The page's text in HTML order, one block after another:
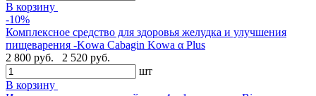
В корзину
-10%
Комплексное средство для здоровья желудка и улучшения
пищеварения -Kowa Cabagin Kowa α Plus
2 800 руб.
2 520 руб.
шт
В корзину